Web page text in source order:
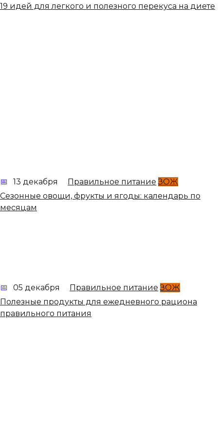
19 идей для легкого и полезного перекуса на диете
13 декабря Правильное питание ЗОЖ
Сезонные овощи, фрукты и ягоды: календарь по
месяцам
05 декабря Правильное питание ЗОЖ
Полезные продукты для ежедневного рациона
правильного питания